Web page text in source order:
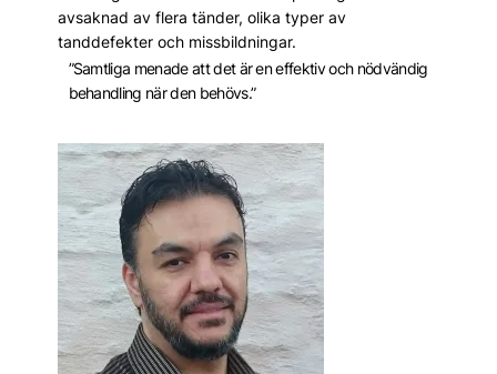
avsaknad av flera tänder, olika typer av
tanddefekter och missbildningar.
”Samtliga menade att det är en effektiv och nödvändig
behandling när den behövs.”